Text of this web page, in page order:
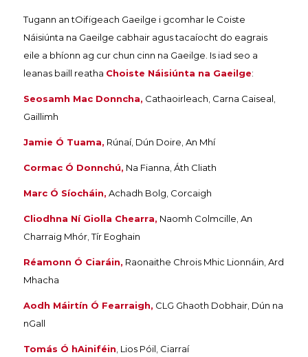
Tugann an tOifigeach Gaeilge i gcomhar le Coiste
Náisiúnta na Gaeilge cabhair agus tacaíocht do eagrais
eile a bhíonn ag cur chun cinn na Gaeilge. Is iad seo a
leanas baill reatha Choiste Náisiúnta na Gaeilge:
Seosamh Mac Donncha, Cathaoirleach, Carna Caiseal,
Gaillimh
Jamie Ó Tuama, Rúnaí, Dún Doire, An Mhí
Cormac Ó Donnchú, Na Fianna, Áth Cliath
Marc Ó Síocháin, Achadh Bolg, Corcaigh
Cliodhna Ní Giolla Chearra, Naomh Colmcille, An
Charraig Mhór, Tír Eoghain
Réamonn Ó Ciaráin, Raonaithe Chrois Mhic Lionnáin, Ard
Mhacha
Aodh Máirtín Ó Fearraigh, CLG Ghaoth Dobhair, Dún na
nGall
Tomás Ó hAiniféin, Lios Póil, Ciarraí